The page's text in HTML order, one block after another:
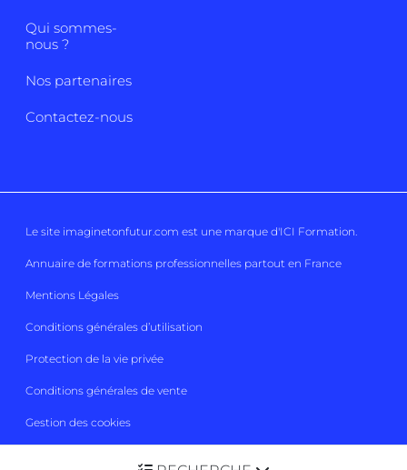
Qui sommes-
nous ?
Nos partenaires
Contactez-nous
Le site imaginetonfutur.com est une marque d'ICI Formation.
Annuaire de formations professionnelles partout en France
Mentions Légales
Conditions générales d’utilisation
Protection de la vie privée
Conditions générales de vente
Gestion des cookies
Imaginetonfutur 2026 Tous droits réservés